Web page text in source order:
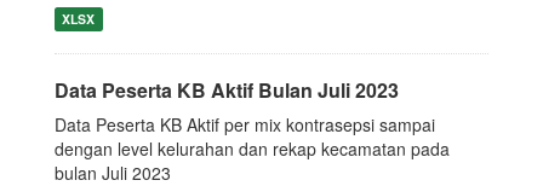
XLSX
Data Peserta KB Aktif Bulan Juli 2023
Data Peserta KB Aktif per mix kontrasepsi sampai
dengan level kelurahan dan rekap kecamatan pada
bulan Juli 2023